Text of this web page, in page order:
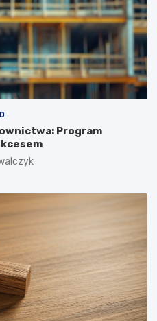
Program